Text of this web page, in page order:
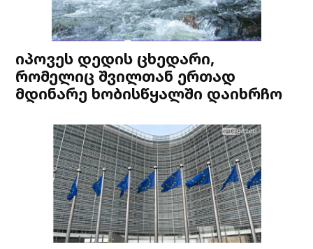
იპოვეს დედის ცხედარი,
რომელიც შვილთან ერთად
მდინარე ხობისწყალში დაიხრჩო